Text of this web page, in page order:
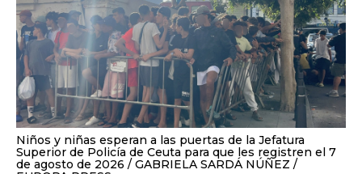
Niños y niñas esperan a las puertas de la Jefatura
Superior de Policía de Ceuta para que les registren el 7
de agosto de 2026
GABRIELA SARDÁ NÚÑEZ /